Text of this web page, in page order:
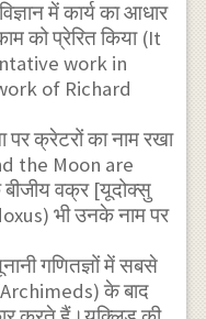
में कार्य का आधार
को प्रेरित किया (It
work in
of Richard
क्रेटरों का नाम रखा
the Moon are
वक्र [यूदोक्सु
भी उनके नाम पर
गणितज्ञों में सबसे
के बाद